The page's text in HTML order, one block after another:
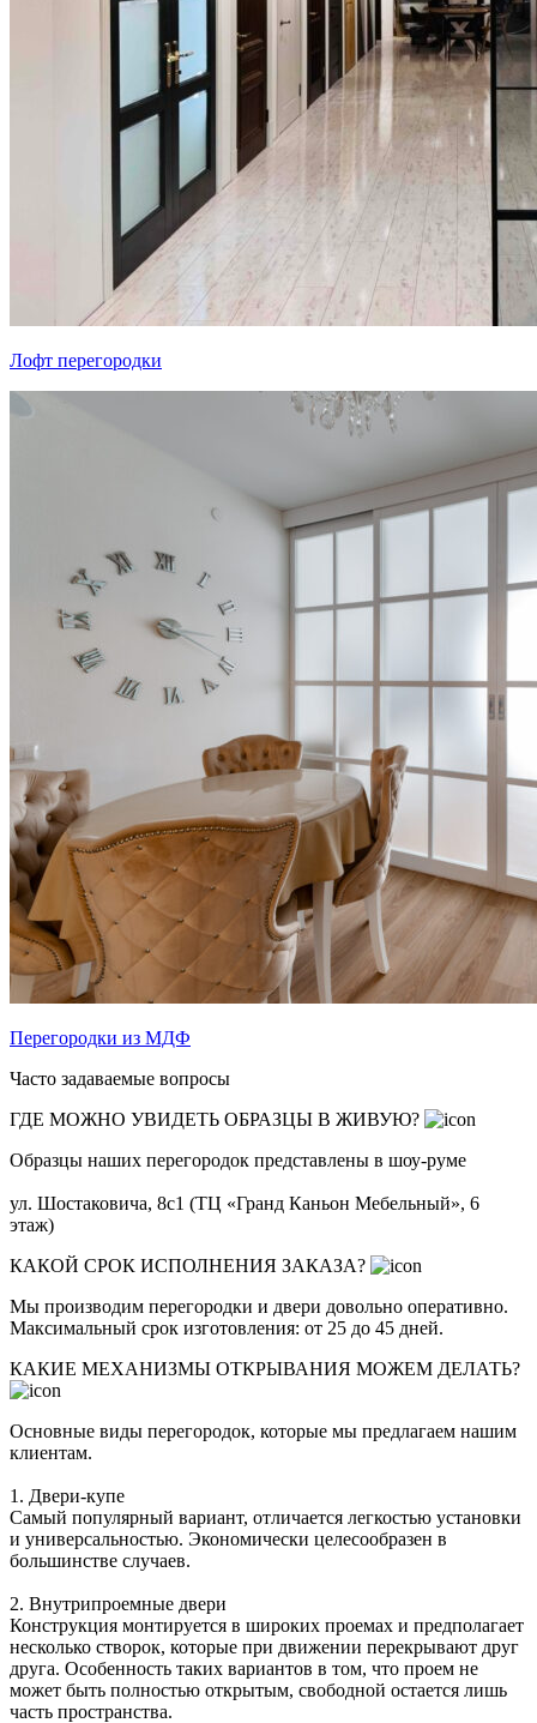
Лофт перегородки
Перегородки из МДФ
Часто задаваемые вопросы
ГДЕ МОЖНО УВИДЕТЬ ОБРАЗЦЫ В ЖИВУЮ?
Образцы наших перегородок представлены в шоу-руме
ул. Шостаковича, 8с1 (ТЦ «Гранд Каньон Мебельный», 6
этаж)
КАКОЙ СРОК ИСПОЛНЕНИЯ ЗАКАЗА?
Мы производим перегородки и двери довольно оперативно.
Максимальный срок изготовления: от 25 до 45 дней.
КАКИЕ МЕХАНИЗМЫ ОТКРЫВАНИЯ МОЖЕМ ДЕЛАТЬ?
Основные виды перегородок, которые мы предлагаем нашим
клиентам.
1. Двери-купе
Самый популярный вариант, отличается легкостью установки
и универсальностью. Экономически целесообразен в
большинстве случаев.
2. Внутрипроемные двери
Конструкция монтируется в широких проемах и предполагает
несколько створок, которые при движении перекрывают друг
друга. Особенность таких вариантов в том, что проем не
может быть полностью открытым, свободной остается лишь
часть пространства.